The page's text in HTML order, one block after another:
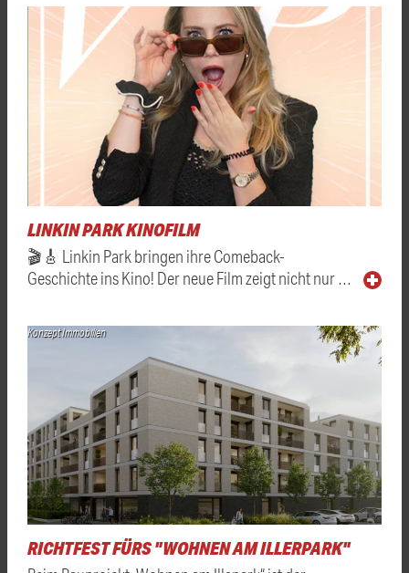
LINKIN PARK KINOFILM
🎬🎸 Linkin Park bringen ihre Comeback-
Geschichte ins Kino! Der neue Film zeigt nicht nur …
Konzept Immobilien
RICHTFEST FÜRS "WOHNEN AM ILLERPARK"